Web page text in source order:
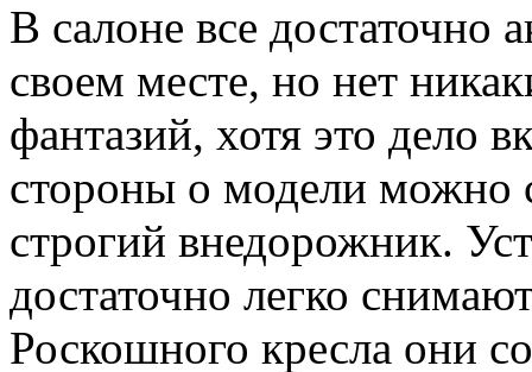
В салоне все достаточно
своем месте, но нет
фантазий, хотя это дело
стороны о модели можно
строгий внедорожник.
достаточно легко
Роскошного кресла они